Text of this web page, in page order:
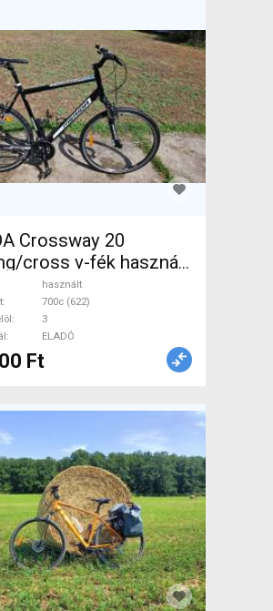
Crossway 20
cross v-fék használt
használt
700c (622)
3
ELADÓ
Ft